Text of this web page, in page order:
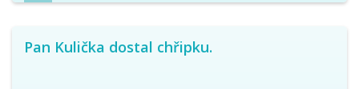
Pan Kulička dostal chřipku.